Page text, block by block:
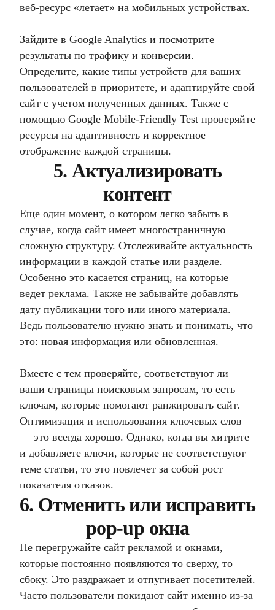
веб-ресурс «летает» на мобильных устройствах.
Зайдите в Google Analytics и посмотрите
результаты по трафику и конверсии.
Определите, какие типы устройств для ваших
пользователей в приоритете, и адаптируйте свой
сайт с учетом полученных данных. Также с
помощью Google Mobile-Friendly Test проверяйте
ресурсы на адаптивность и корректное
отображение каждой страницы.
5. Актуализировать
контент
Еще один момент, о котором легко забыть в
случае, когда сайт имеет многостраничную
сложную структуру. Отслеживайте актуальность
информации в каждой статье или разделе.
Особенно это касается страниц, на которые
ведет реклама. Также не забывайте добавлять
дату публикации того или иного материала.
Ведь пользователю нужно знать и понимать, что
это: новая информация или обновленная.
Вместе с тем проверяйте, соответствуют ли
ваши страницы поисковым запросам, то есть
ключам, которые помогают ранжировать сайт.
Оптимизация и использования ключевых слов
— это всегда хорошо. Однако, когда вы хитрите
и добавляете ключи, которые не соответствуют
теме статьи, то это повлечет за собой рост
показателя отказов.
6. Отменить или исправить
pop-up окна
Не перегружайте сайт рекламой и окнами,
которые постоянно появляются то сверху, то
сбоку. Это раздражает и отпугивает посетителей.
Часто пользователи покидают сайт именно из-за